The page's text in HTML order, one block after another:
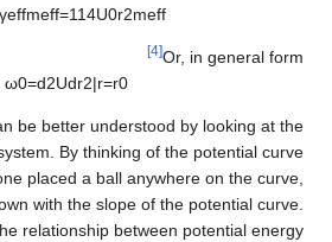
γeffmeff=114U0r2meff
Or, in general form
[4]
ω0=d2Udr2|r=r0
be better understood by looking at the
By thinking of the potential curve
placed a ball anywhere on the curve,
with the slope of the potential curve.
relationship between potential energy